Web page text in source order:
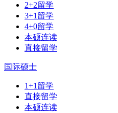
2+2留学
3+1留学
4+0留学
本硕连读
直接留学
国际硕士
1+1留学
直接留学
本硕连读